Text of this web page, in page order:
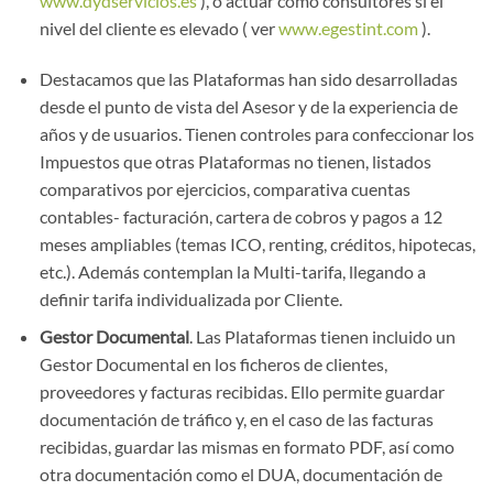
nivel del cliente es elevado ( verwww.egestint.com).
Destacamos que las Plataformas han sido desarrolladas
desde el punto de vista del Asesor y de la experiencia de
años y de usuarios. Tienen controles para confeccionar los
Impuestos que otras Plataformas no tienen, listados
comparativos por ejercicios, comparativa cuentas
contables- facturación, cartera de cobros y pagos a 12
meses ampliables (temas ICO, renting, créditos, hipotecas,
etc.). Además contemplan la Multi-tarifa, llegando a
definir tarifa individualizada por Cliente.
Gestor Documental. Las Plataformas tienen incluido un
Gestor Documental en los ficheros de clientes,
proveedores y facturas recibidas. Ello permite guardar
documentación de tráfico y, en el caso de las facturas
recibidas, guardar las mismas en formato PDF, así como
otra documentación como el DUA, documentación de